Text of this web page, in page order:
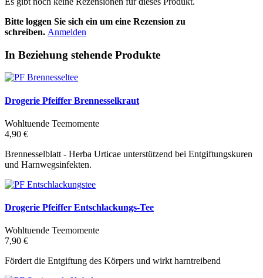
Bitte loggen Sie sich ein um eine Rezension zu
schreiben. Anmelden
In Beziehung stehende Produkte
Drogerie Pfeiffer Brennesselkraut
Wohltuende Teemomente
4,90 €
Brennesselblatt - Herba Urticae unterstützend bei Entgiftungskuren
und Harnwegsinfekten.
Drogerie Pfeiffer Entschlackungs-Tee
Wohltuende Teemomente
7,90 €
Fördert die Entgiftung des Körpers und wirkt harntreibend